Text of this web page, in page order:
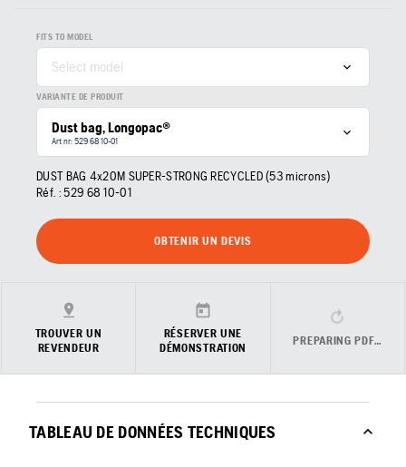
FITS TO MODEL
Select model
VARIANTE DE PRODUIT
Dust bag, Longopac®
Art nr: 529 68 10‑01
DUST BAG 4x20M SUPER-STRONG RECYCLED (53 microns)
Réf. : 529 68 10‑01
OBTENIR UN DEVIS
TROUVER UN
REVENDEUR
RÉSERVER UNE
DÉMONSTRATION
PREPARING PDF…
TABLEAU DE DONNÉES TECHNIQUES